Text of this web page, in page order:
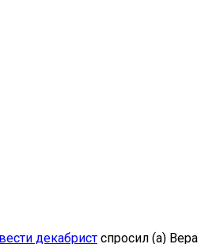
декабрист спросил (а) Вера